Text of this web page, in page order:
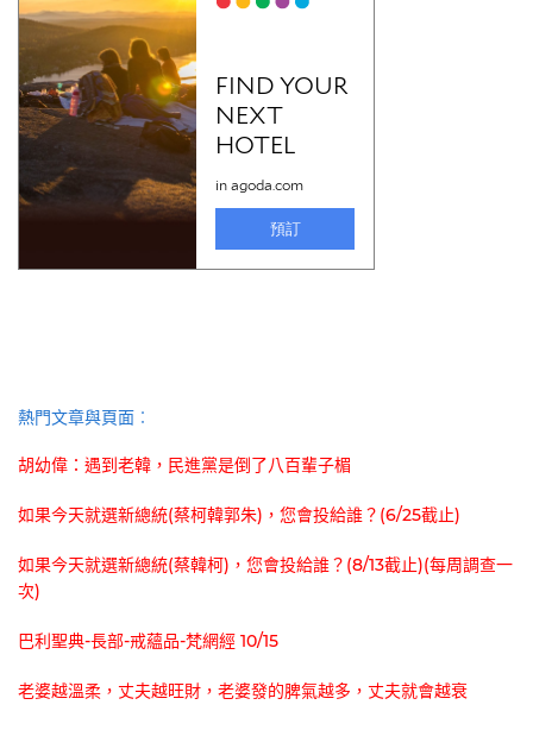
熱門文章與頁面︰
胡幼偉：遇到老韓，民進黨是倒了八百輩子楣
如果今天就選新總統(蔡柯韓郭朱)，您會投給誰？(6/25截止)
如果今天就選新總統(蔡韓柯)，您會投給誰？(8/13截止)(每周調查一
次)
巴利聖典-長部-戒蘊品-梵網經 10/15
老婆越溫柔，丈夫越旺財，老婆發的脾氣越多，丈夫就會越衰